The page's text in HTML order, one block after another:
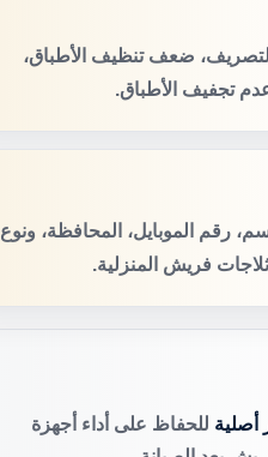
ضعف تنظيف الأطباق،
تجفيف الأطباق.
رقم الموبايل، المحافظة، ونوع
فريش المنزلية.
أصلية للحفاظ على أداء أجهزة